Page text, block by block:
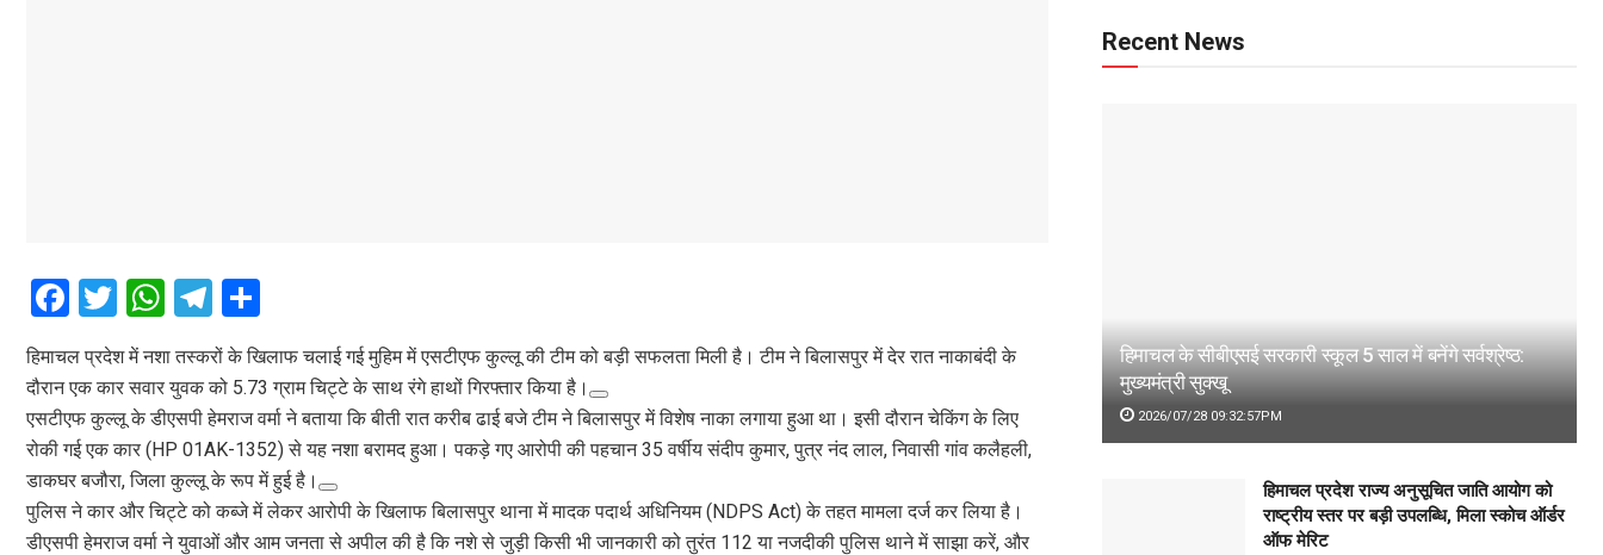
F
ce
b
o
o
k
T
wi
tt
er
W
at
s
A
p
p
T
el
e
gr
a
m
ar
e
हिमाचल प्रदेश में नशा तस्करों के खिलाफ चलाई गई मुहिम में एसटीएफ कुल्लू की टीम को बड़ी सफलता मिली है। टीम ने बिलासपुर में देर रात नाकाबंदी के
दौरान एक कार सवार युवक को 5.73 ग्राम चिट्टे के साथ रंगे हाथों गिरफ्तार किया है।
एसटीएफ कुल्लू के डीएसपी हेमराज वर्मा ने बताया कि बीती रात करीब ढाई बजे टीम ने बिलासपुर में विशेष नाका लगाया हुआ था। इसी दौरान चेकिंग के लिए
रोकी गई एक कार (HP 01AK-1352) से यह नशा बरामद हुआ। पकड़े गए आरोपी की पहचान 35 वर्षीय संदीप कुमार, पुत्र नंद लाल, निवासी गांव कलैहली,
डाकघर बजौरा, जिला कुल्लू के रूप में हुई है।
पुलिस ने कार और चिट्टे को कब्जे में लेकर आरोपी के खिलाफ बिलासपुर थाना में मादक पदार्थ अधिनियम (NDPS Act) के तहत मामला दर्ज कर लिया है।
डीएसपी हेमराज वर्मा ने युवाओं और आम जनता से अपील की है कि नशे से जुड़ी किसी भी जानकारी को तुरंत 112 या नजदीकी पुलिस थाने में साझा करें, और
Recent News
हिमाचल के सीबीएसई सरकारी स्कूल 5 साल में बनेंगे सर्वश्रेष्ठ:
मुख्यमंत्री सुक्खू
2026/07/28 09:32:57PM
हिमाचल प्रदेश राज्य अनुसूचित जाति आयोग को
राष्ट्रीय स्तर पर बड़ी उपलब्धि, मिला स्कोच ऑर्डर
ऑफ मेरिट